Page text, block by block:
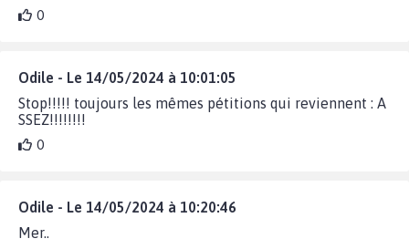
0
Odile - Le 14/05/2024 à 10:01:05
Stop!!!!! toujours les mêmes pétitions qui reviennent : A
SSEZ!!!!!!!!
0
Odile - Le 14/05/2024 à 10:20:46
Mer..